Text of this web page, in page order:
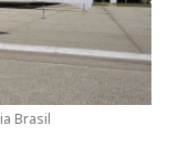
Brasil